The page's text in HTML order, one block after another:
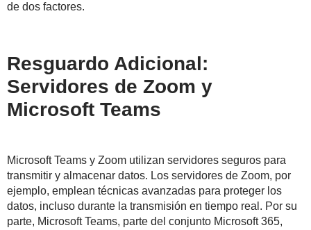
de dos factores.
Resguardo Adicional:
Servidores de Zoom y
Microsoft Teams
Microsoft Teams y Zoom utilizan servidores seguros para
transmitir y almacenar datos. Los servidores de Zoom, por
ejemplo, emplean técnicas avanzadas para proteger los
datos, incluso durante la transmisión en tiempo real. Por su
parte, Microsoft Teams, parte del conjunto Microsoft 365,